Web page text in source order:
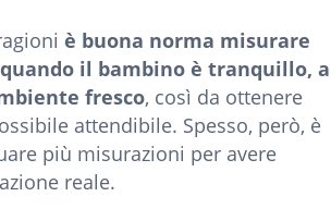
è buona norma misurare
il bambino è tranquillo, a
fresco, così da ottenere
attendibile. Spesso, però, è
più misurazioni per avere
reale.